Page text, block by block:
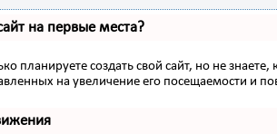
на первые места?
планируете создать свой сайт, но не
на увеличение его посещаемости и